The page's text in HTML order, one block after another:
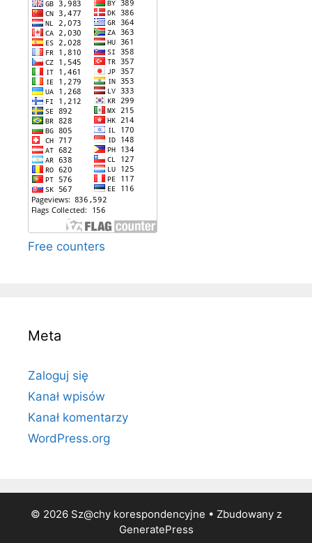
Free counters
Meta
Zaloguj się
Kanał wpisów
Kanał komentarzy
WordPress.org
© 2026 Sz@chy korespondencyjne • Zbudowany z
GeneratePress